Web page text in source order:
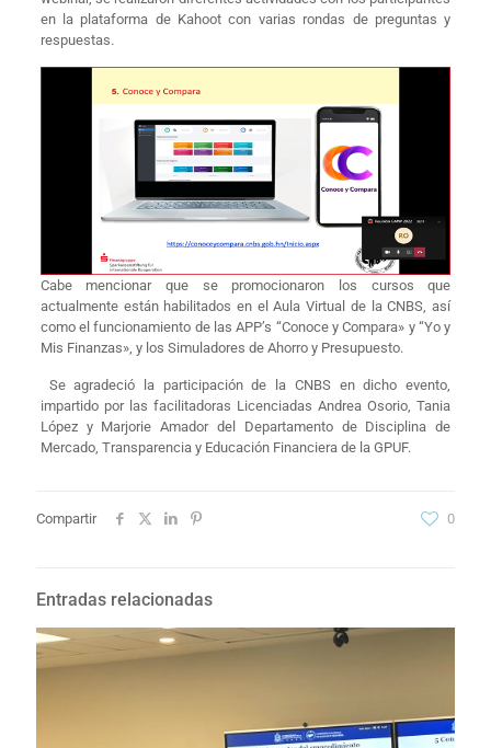
en la plataforma de Kahoot con varias rondas de preguntas y
respuestas.
Cabe mencionar que se promocionaron los cursos que
actualmente están habilitados en el Aula Virtual de la CNBS, así
como el funcionamiento de las APP’s “Conoce y Compara» y “Yo y
Mis Finanzas», y los Simuladores de Ahorro y Presupuesto.
Se agradeció la participación de la CNBS en dicho evento,
impartido por las facilitadoras Licenciadas Andrea Osorio, Tania
López y Marjorie Amador del Departamento de Disciplina de
Mercado, Transparencia y Educación Financiera de la GPUF.
Compartir 0
Entradas relacionadas